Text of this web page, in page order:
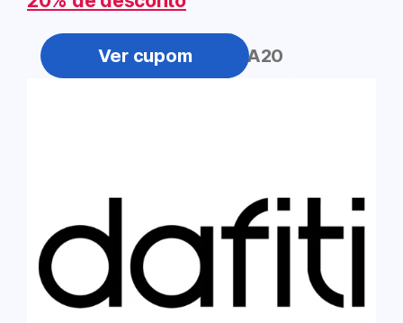
PRIMEIRA20